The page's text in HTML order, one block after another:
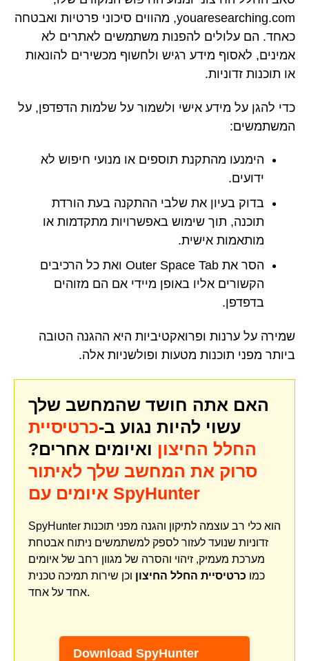
youaresearching.com, מהווים סיכוני פרטיות ואבטחה
כאחד. הם עלולים להפנות משתמשים לאתרים לא
אמינים, לאסוף מידע רגיש ולחשוף מכשירים להונאות
או תוכנות זדוניות.
כדי להגן על מידע אישי ולשמור על שלמות הדפדפן, על
המשתמשים:
הימנעו מהתקנת תוספים או מנועי חיפוש לא
ידועים.
בדוק בעיון את שלבי ההתקנה בעת הורדת
תוכנה, תוך שימוש באפשרויות מתקדמות או
מותאמות אישית.
הסר את Outer Space Tab ואת כל הרכיבים
הקשורים אליו באופן מיידי אם הם מזוהים
בדפדפן.
שמירה על ערנות ופרואקטיביות היא ההגנה הטובה
ביותר מפני תוכנות מטעות ופולשניות אלה.
האם אתה חושד שהמחשב שלך
עשוי להיות נגוע ב-כרטיסיית
החלל החיצון ואיומים אחרים?
סרוק את המחשב שלך לאיתור
איומים עם SpyHunter
SpyHunter הוא כלי רב עוצמה לתיקון והגנה מפני תוכנות
זדוניות שנועד לעזור לספק למשתמשים ניתוח אבטחת
מערכת מעמיק, זיהוי והסרה של מגוון רחב של איומים
כמו כרטיסיית החלל החיצון וכן שירות תמיכה טכנית
אחד על אחד.
Download SpyHunter